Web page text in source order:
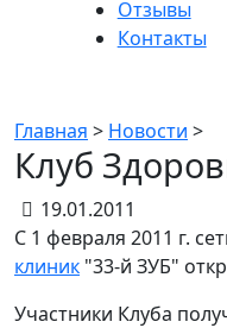
Отзывы
Контакты
Главная > Новости >
Клуб
19.01.2011
С 1 февраля 2011 г.
клиник "33-й ЗУБ"
Участники Клуба